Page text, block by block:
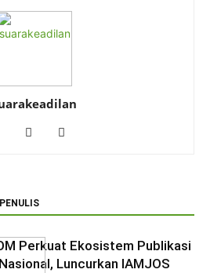
Perkuat Ekosistem Publikasi
Luncurkan IAMJOS